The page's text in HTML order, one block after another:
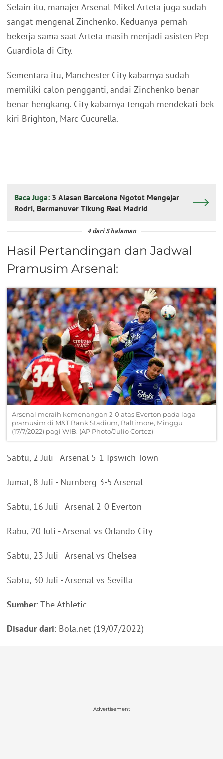
Selain itu, manajer Arsenal, Mikel Arteta juga sudah
sangat mengenal Zinchenko. Keduanya pernah
bekerja sama saat Arteta masih menjadi asisten Pep
Guardiola di City.
Sementara itu, Manchester City kabarnya sudah
memiliki calon pengganti, andai Zinchenko benar-
benar hengkang. City kabarnya tengah mendekati bek
kiri Brighton, Marc Cucurella.
Baca Juga: 3 Alasan Barcelona Ngotot Mengejar
Rodri, Bermanuver Tikung Real Madrid
4 dari 5 halaman
Hasil Pertandingan dan Jadwal
Pramusim Arsenal:
Arsenal meraih kemenangan 2-0 atas Everton pada laga
pramusim di M&T Bank Stadium, Baltimore, Minggu
(17/7/2022) pagi WIB. (AP Photo/Julio Cortez)
Sabtu, 2 Juli - Arsenal 5-1 Ipswich Town
Jumat, 8 Juli - Nurnberg 3-5 Arsenal
Sabtu, 16 Juli - Arsenal 2-0 Everton
Rabu, 20 Juli - Arsenal vs Orlando City
Sabtu, 23 Juli - Arsenal vs Chelsea
Sabtu, 30 Juli - Arsenal vs Sevilla
Sumber: The Athletic
Disadur dari: Bola.net (19/07/2022)
Advertisement